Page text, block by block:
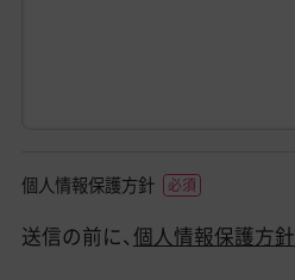
個人情報保護方針
送信の前に、個人情報保護方針